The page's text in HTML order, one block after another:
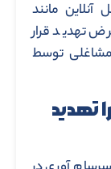
مانند
تهدید قرار
توسط
تهدید